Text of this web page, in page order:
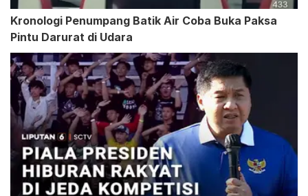
Kronologi Penumpang Batik Air Coba Buka Paksa
Pintu Darurat di Udara